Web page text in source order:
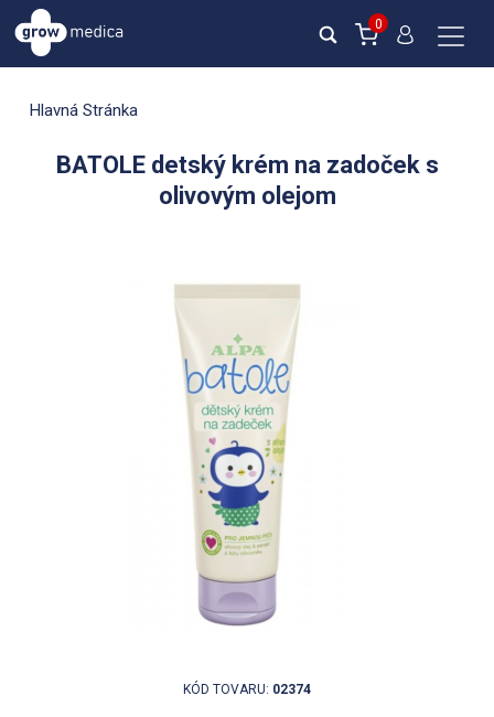
0
Hlavná Stránka
BATOLE detský krém na zadoček s
olivovým olejom
KÓD TOVARU: 02374